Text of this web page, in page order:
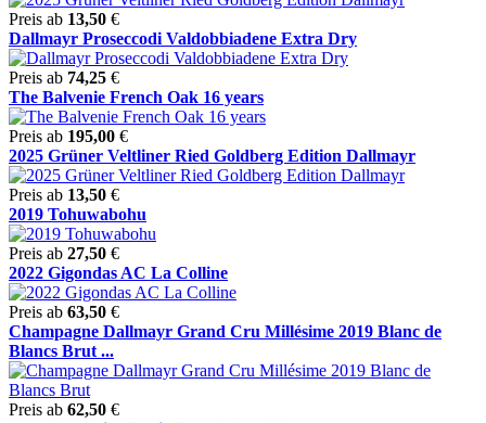
Preis ab 13,50 €
Dallmayr Proseccodi Valdobbiadene Extra Dry
Preis ab 74,25 €
The Balvenie French Oak 16 years
Preis ab 195,00 €
2025 Grüner Veltliner Ried Goldberg Edition Dallmayr
Preis ab 13,50 €
2019 Tohuwabohu
Preis ab 27,50 €
2022 Gigondas AC La Colline
Preis ab 63,50 €
Champagne Dallmayr Grand Cru Millésime 2019 Blanc de
Blancs Brut ...
Preis ab 62,50 €